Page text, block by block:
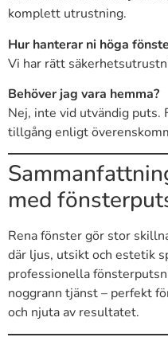
komplett utrustning.
Hur hanterar ni höga
Vi har rätt
Behöver jag vara hemma?
Nej, inte vid utvändig puts.
tillgång enligt
med
Rena fönster gör stor
där ljus, utsikt och estetik
professionella
noggrann tjänst – perfekt
och njuta av resultatet.